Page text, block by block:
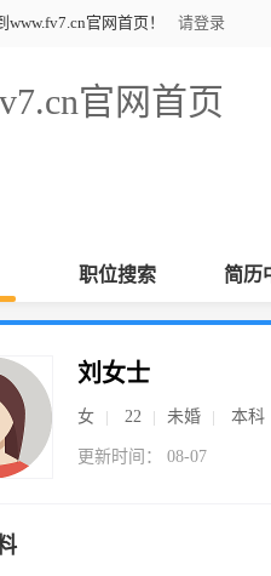
官网首页！ 请登录
官网首页
职位搜索 简历
刘女士
女 22 未婚 本科
更新时间： 08-07